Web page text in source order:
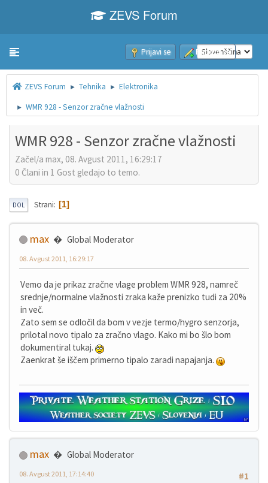
ZEVS Forum
Toggle navigation Prijavi se Pridruži se
ZEVS Forum ► Tehnika ► Elektronika
► WMR 928 - Senzor zračne vlažnosti
WMR 928 - Senzor zračne vlažnosti
Začel/a max, 08. Avgust 2011, 16:29:17
0 Člani in 1 Gost gledajo to temo.
DOL Strani 1
max Global Moderator
08. Avgust 2011, 16:29:17
Vemo da je prikaz zračne vlage problem WMR 928, namreč
srednje/normalne vlažnosti zraka kaže prenizko tudi za 20%
in več.
Zato sem se odločil da bom v vezje termo/hygro senzorja,
prilotal novo tipalo za zračno vlago. Kako mi bo šlo bom
dokumentiral tukaj.
Zaenkrat še iščem primerno tipalo zaradi napajanja.
max
Global Moderator
#1
08. Avgust 2011, 17:14:40